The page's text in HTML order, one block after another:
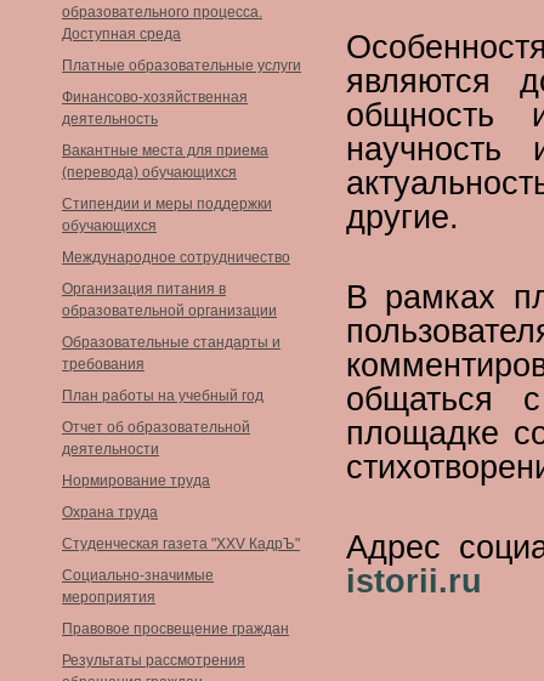
образовательного процесса.
Доступная среда
Платные образовательные услуги
Финансово-хозяйственная
деятельность
Вакантные места для приема
(перевода) обучающихся
Стипендии и меры поддержки
обучающихся
Международное сотрудничество
Организация питания в
образовательной организации
Образовательные стандарты и
требования
План работы на учебный год
Отчет об образовательной
деятельности
Нормирование труда
Охрана труда
Студенческая газета "XXV КадрЪ"
Социально-значимые
мероприятия
Правовое просвещение граждан
Результаты рассмотрения
являются
общность
научность
другие.
В рамках
общаться
площадке
Адрес
istorii.ru